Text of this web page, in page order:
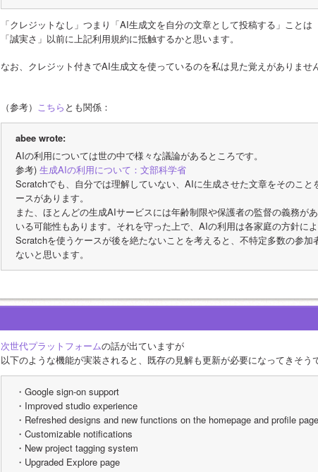
「クレジットなし」つまり「AI生成文を自分の文章として投稿する」ことは
「誠実さ」以前に上記利用規約に抵触するかと思います。
なお、クレジット付きでAI生成文を使っているのを私は見た覚えがありません
（参考） こちら とも関係：
abee wrote:
AIの利用については世の中で様々な議論があるところです。
参考) 生成AIの利用について：文部科学省
Scratchでも、自分では理解していない、AIに生成させた文章をそのこ
ースがあります。
また、ほとんどの生成AIサービスには年齢制限や保護者の監督の義務が
いる可能性もあります。それを守った上で、AIの利用は各家庭の方針に
Scratchを使うケースが後を絶たないことを考えると、不特定多数の参
ないと思います。
次世代プラットフォームの話が出ていますが
以下のような機能が実装されると、既存の見解も更新が必要になってきそうで
・Google sign-on support
・Improved studio experience
・Refreshed designs and new functions on the homepage and profile
・Customizable notifications
・New project tagging system
・Upgraded Explore page